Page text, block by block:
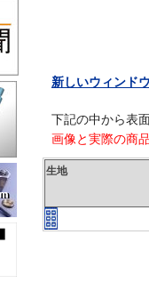
新しいウィンド
下記の中から表
画像と実際の商
生地